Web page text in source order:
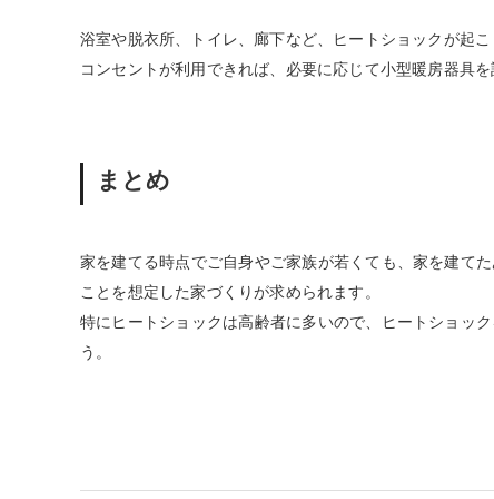
浴室や脱衣所、トイレ、廊下など、ヒートショックが起
コンセントが利用できれば、必要に応じて小型暖房器具
まとめ
家を建てる時点でご自身やご家族が若くても、家を建て
ことを想定した家づくりが求められます。
特にヒートショックは高齢者に多いので、ヒートショッ
う。